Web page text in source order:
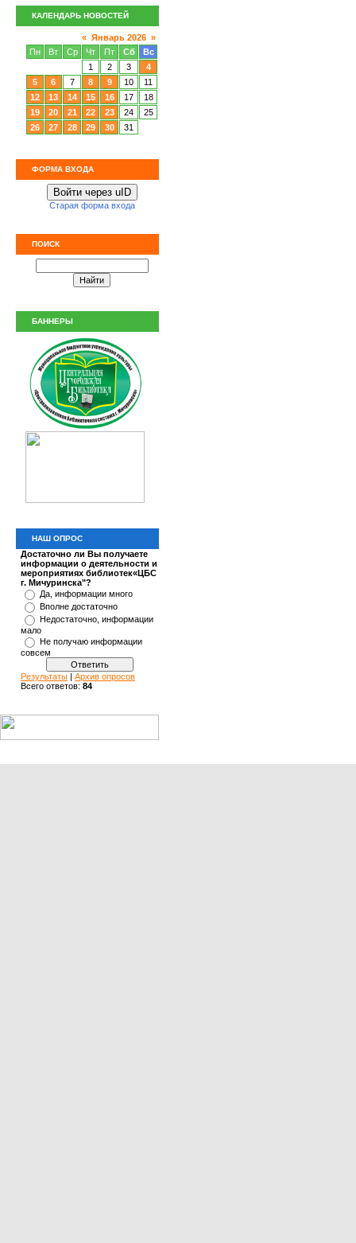
КАЛЕНДАРЬ НОВОСТЕЙ
« Январь 2026 »
Пн
Вт Ср Чт Пт Сб
Вс
1
2 3
4
5
6 7 8 9 10
11
12
13 14 15 16 17
18
19
20 21 22 23 24
25
26
27 28 29 30 31
ФОРМА ВХОДА
Войти через uID
Старая форма входа
ПОИСК
БАННЕРЫ
НАШ ОПРОС
Достаточно ли Вы получаете
информации о деятельности и
мероприятиях библиотек«ЦБС
г. Мичуринска"?
Да, информации много
Вполне достаточно
Недостаточно, информации
мало
Не получаю информации
совсем
Результаты | Архив опросов
Всего ответов: 84